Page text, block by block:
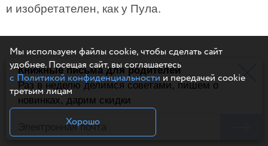
и изобретателен, как у Пула.
Книжные письма для родителей
Раз в неделю делимся советами, пишем о
новинках, дарим скидки
Мы используем файлы cookie, чтобы сделать сайт
удобнее. Посещая сайт, вы соглашаетесь
с Политикой конфиденциальностии передачей cookie
третьим лицам
Хорошо